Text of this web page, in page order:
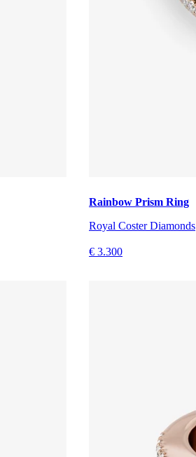
Rainbow Prism Ring
Royal Coster Diamonds
€ 3.300